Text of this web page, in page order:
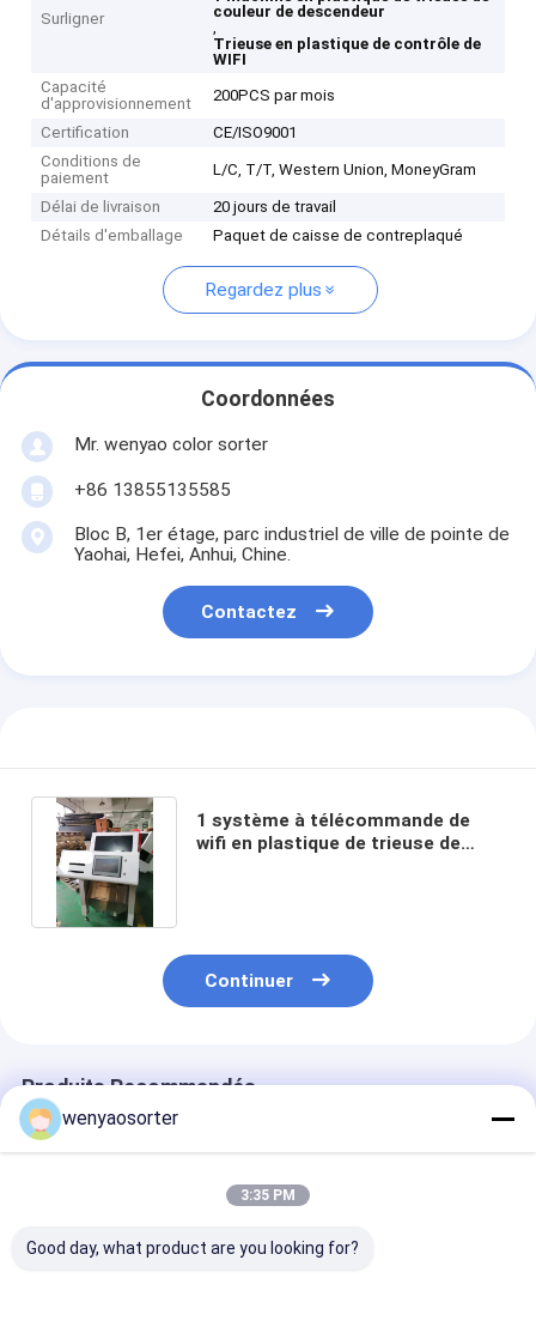
Surligner
couleur de descendeur
,
Trieuse en plastique de contrôle de
WIFI
Capacité
d'approvisionnement
200PCS par mois
Certification
CE/ISO9001
Conditions de
paiement
L/C, T/T, Western Union, MoneyGram
Délai de livraison
20 jours de travail
Détails d'emballage
Paquet de caisse de contreplaqué
Regardez plus
Coordonnées
Mr. wenyao color sorter
+86 13855135585
Bloc B, 1er étage, parc industriel de ville de pointe de
Yaohai, Hefei, Anhui, Chine.
Contactez
1 système à télécommande de
wifi en plastique de trieuse de
Continuer
Produits Recommandés
wenyaosorter
3:35 PM
Good day, what product are you looking for?